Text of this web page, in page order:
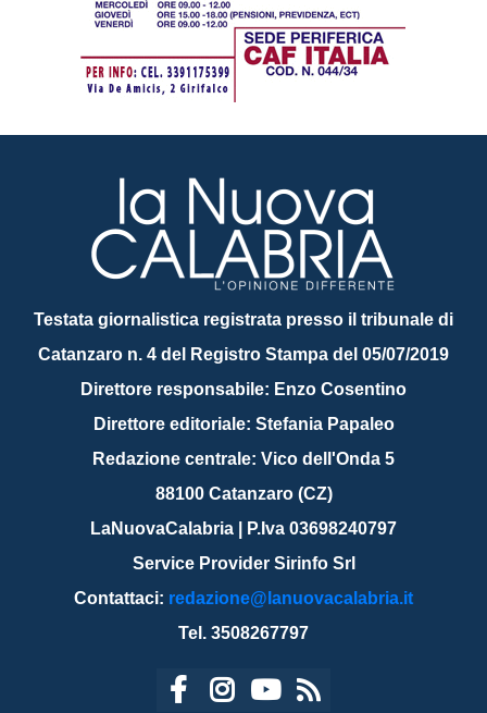
Testata giornalistica registrata presso il tribunale di
Catanzaro n. 4 del Registro Stampa del 05/07/2019
Direttore responsabile: Enzo Cosentino
Direttore editoriale: Stefania Papaleo
Redazione centrale: Vico dell'Onda 5
88100 Catanzaro (CZ)
LaNuovaCalabria | P.Iva 03698240797
Service Provider Sirinfo Srl
Contattaci: redazione@lanuovacalabria.it
Tel. 3508267797